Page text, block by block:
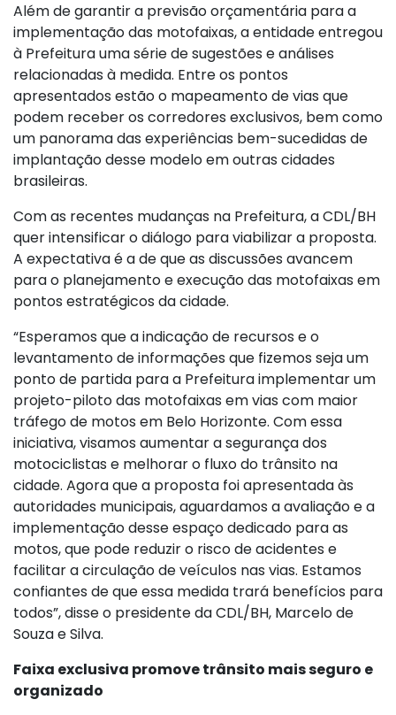
Além de garantir a previsão orçamentária para a
implementação das motofaixas, a entidade entregou
à Prefeitura uma série de sugestões e análises
relacionadas à medida. Entre os pontos
apresentados estão o mapeamento de vias que
podem receber os corredores exclusivos, bem como
um panorama das experiências bem-sucedidas de
implantação desse modelo em outras cidades
brasileiras.
Com as recentes mudanças na Prefeitura, a CDL/BH
quer intensificar o diálogo para viabilizar a proposta.
A expectativa é a de que as discussões avancem
para o planejamento e execução das motofaixas em
pontos estratégicos da cidade.
“Esperamos que a indicação de recursos e o
levantamento de informações que fizemos seja um
ponto de partida para a Prefeitura implementar um
projeto-piloto das motofaixas em vias com maior
tráfego de motos em Belo Horizonte. Com essa
iniciativa, visamos aumentar a segurança dos
motociclistas e melhorar o fluxo do trânsito na
cidade. Agora que a proposta foi apresentada às
autoridades municipais, aguardamos a avaliação e a
implementação desse espaço dedicado para as
motos, que pode reduzir o risco de acidentes e
facilitar a circulação de veículos nas vias. Estamos
confiantes de que essa medida trará benefícios para
todos”, disse o presidente da CDL/BH, Marcelo de
Souza e Silva.
Faixa exclusiva promove trânsito mais seguro e
organizado